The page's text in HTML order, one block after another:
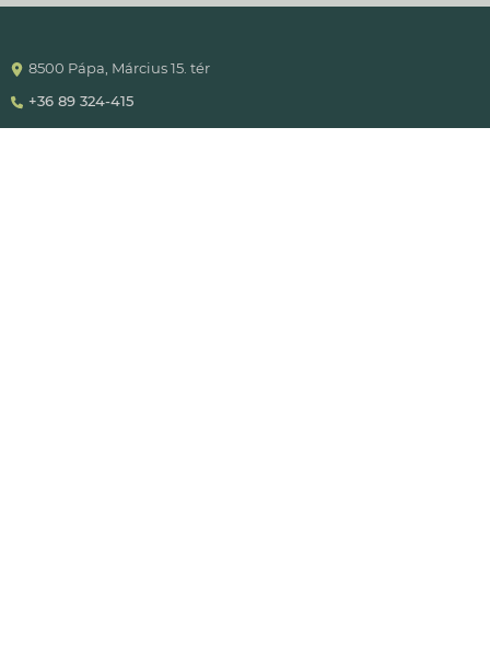
8500 Pápa, Március 15. tér
+36 89 324-415
info@papareformatus.hu